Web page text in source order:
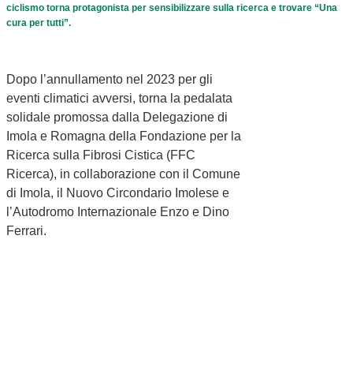
ciclismo torna protagonista per sensibilizzare sulla ricerca e trovare “Una
cura per tutti”.
Dopo l’annullamento nel 2023 per gli
eventi climatici avversi, torna la pedalata
solidale promossa dalla Delegazione di
Imola e Romagna della Fondazione per la
Ricerca sulla Fibrosi Cistica (FFC
Ricerca), in collaborazione con il Comune
di Imola, il Nuovo Circondario Imolese e
l’Autodromo Internazionale Enzo e Dino
Ferrari.